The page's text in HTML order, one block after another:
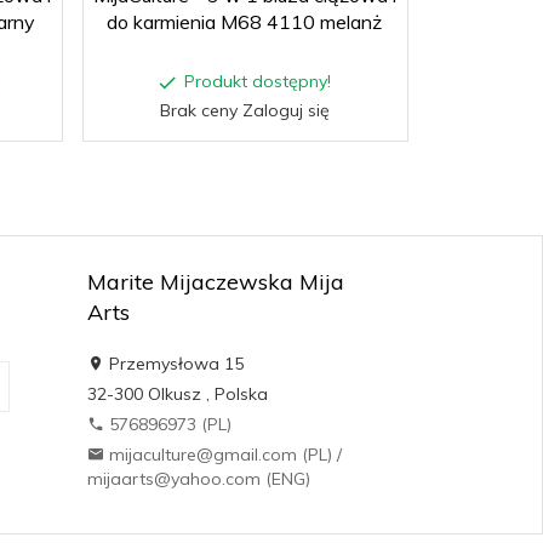
do karmienia M68 4110 melanż
Produkt dostępny!
Brak ceny Zaloguj się
Marite Mijaczewska Mija
Arts
Przemysłowa 15
32-300 Olkusz, Polska
576896973 (PL)
mijaculture@gmail.com (PL) /
mijaarts@yahoo.com (ENG)